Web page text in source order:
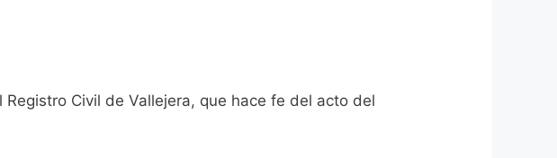
Civil de Vallejera, que hace fe del acto del